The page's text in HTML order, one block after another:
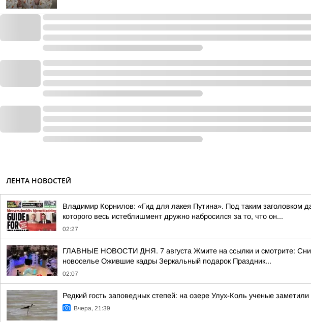
ЛЕНТА НОВОСТЕЙ
Владимир Корнилов: «Гид для лакея Путина». Под таким заголовком
которого весь истеблишмент дружно набросился за то, что он...
02:27
ГЛАВНЫЕ НОВОСТИ ДНЯ. 7 августа Жмите на ссылки и смотрите:
новоселье Ожившие кадры Зеркальный подарок Праздник...
02:07
Редкий гость заповедных степей: на озере Улух-Коль ученые заметили
Вчера, 21:39